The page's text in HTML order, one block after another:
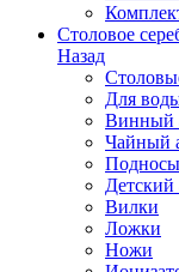
Столовое
Назад
Для
Винный
Чайный
Подносы
Детский
Вилки
Ложки
Ножи